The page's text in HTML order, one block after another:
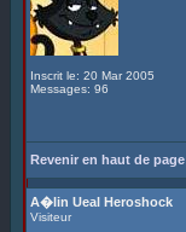
Inscrit le: 20 Mar 2005
Messages: 96
Revenir en haut de page
A�lin Ueal Heroshock
Visiteur